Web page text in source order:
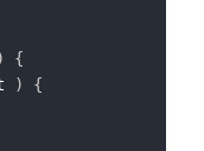
{
) {